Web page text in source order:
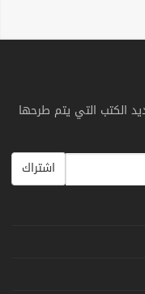
الكتب التي يتم طرحها
اشتراك